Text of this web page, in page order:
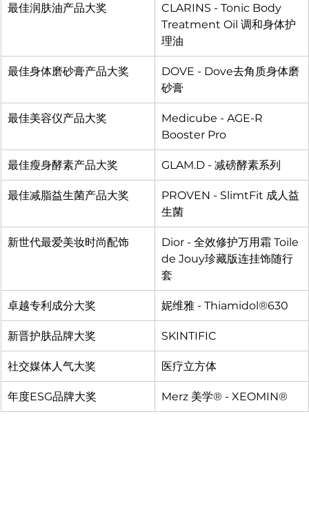
最佳润肤油产品大奖
CLARINS - Tonic Body
Treatment Oil 调和身体护
理油
最佳身体磨砂膏产品大奖
DOVE - Dove去角质身体磨
砂膏
最佳美容仪产品大奖
Medicube - AGE-R
Booster Pro
最佳瘦身酵素产品大奖 GLAM.D - 减磅酵素系列
最佳减脂益生菌产品大奖
PROVEN - SlimtFit 成人益
生菌
新世代最爱美妆时尚配饰
Dior - 全效修护万用霜 Toile
de Jouy珍藏版连挂饰随行
套
卓越专利成分大奖 妮维雅 - Thiamidol®630
新晋护肤品牌大奖 SKINTIFIC
社交媒体人气大奖 医疗立方体
年度ESG品牌大奖 Merz 美学® - XEOMIN®